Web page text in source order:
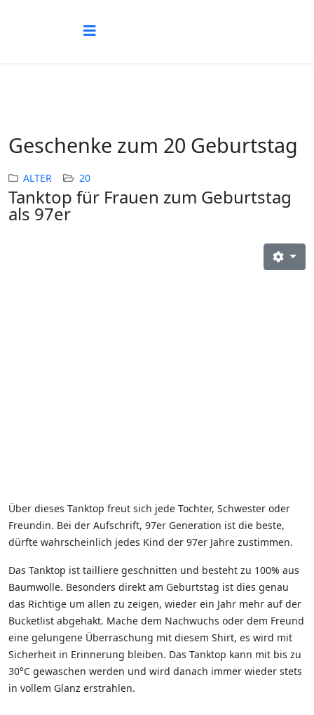
Geschenke zum 20 Geburtstag
ALTER 20
Tanktop für Frauen zum Geburtstag
als 97er
Über dieses Tanktop freut sich jede Tochter, Schwester oder
Freundin. Bei der Aufschrift, 97er Generation ist die beste,
dürfte wahrscheinlich jedes Kind der 97er Jahre zustimmen.
Das Tanktop ist tailliere geschnitten und besteht zu 100% aus
Baumwolle. Besonders direkt am Geburtstag ist dies genau
das Richtige um allen zu zeigen, wieder ein Jahr mehr auf der
Bucketlist abgehakt. Mache dem Nachwuchs oder dem Freund
eine gelungene Überraschung mit diesem Shirt, es wird mit
Sicherheit in Erinnerung bleiben. Das Tanktop kann mit bis zu
30°C gewaschen werden und wird danach immer wieder stets
in vollem Glanz erstrahlen.